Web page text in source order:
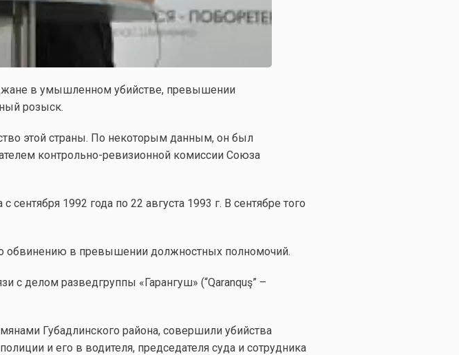
в умышленном убийстве, превышении
розыск.
этой страны. По некоторым данным, он был
контрольно-ревизионной комиссии Союза
1992 года по 22 августа 1993 г. В сентябре того
обвинению в превышении должностных полномочий.
с делом разведгруппы «Гарангуш» (“Qaranquş” –
Губадлинского района, совершили убийства
и его в водителя, председателя суда и сотрудника